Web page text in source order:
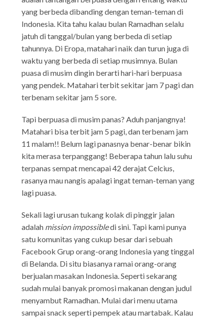
yang berbeda dibanding dengan teman-teman di
Indonesia. Kita tahu kalau bulan Ramadhan selalu
jatuh di tanggal/bulan yang berbeda di setiap
tahunnya. Di Eropa, matahari naik dan turun juga di
waktu yang berbeda di setiap musimnya. Bulan
puasa di musim dingin berarti hari-hari berpuasa
yang pendek. Matahari terbit sekitar jam 7 pagi dan
terbenam sekitar jam 5 sore.
Tapi berpuasa di musim panas? Aduh panjangnya!
Matahari bisa terbit jam 5 pagi, dan terbenam jam
11 malam!! Belum lagi panasnya benar-benar bikin
kita merasa terpanggang! Beberapa tahun lalu suhu
terpanas sempat mencapai 42 derajat Celcius,
rasanya mau nangis apalagi ingat teman-teman yang
lagi puasa.
Sekali lagi urusan tukang kolak di pinggir jalan
adalah mission impossibledi sini. Tapi kami punya
satu komunitas yang cukup besar dari sebuah
Facebook Grup orang-orang Indonesia yang tinggal
di Belanda. Di situ biasanya ramai orang-orang
berjualan masakan Indonesia. Seperti sekarang
sudah mulai banyak promosi makanan dengan judul
menyambut Ramadhan. Mulai dari menu utama
sampai snack seperti pempek atau martabak. Kalau